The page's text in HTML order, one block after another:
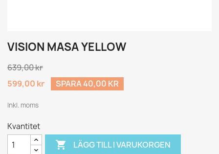
VISION MASA YELLOW
639,00 kr
599,00 kr
SPARA 40,00 KR
Inkl. moms
Kvantitet
 LÄGG TILL I VARUKORGEN